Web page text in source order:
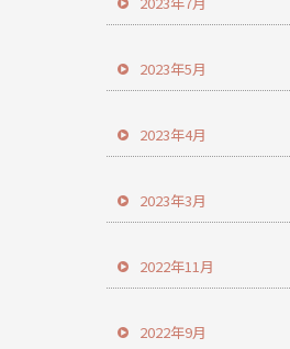
2023年5月
2023年4月
2023年3月
2022年11月
2022年9月